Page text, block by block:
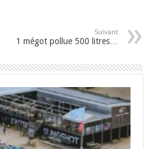
Suivant
1 mégot pollue 500 litres…